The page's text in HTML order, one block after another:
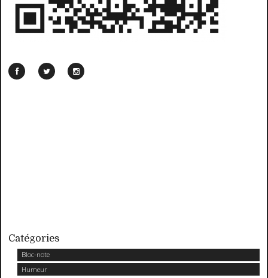
Catégories
Bloc-note
Humeur